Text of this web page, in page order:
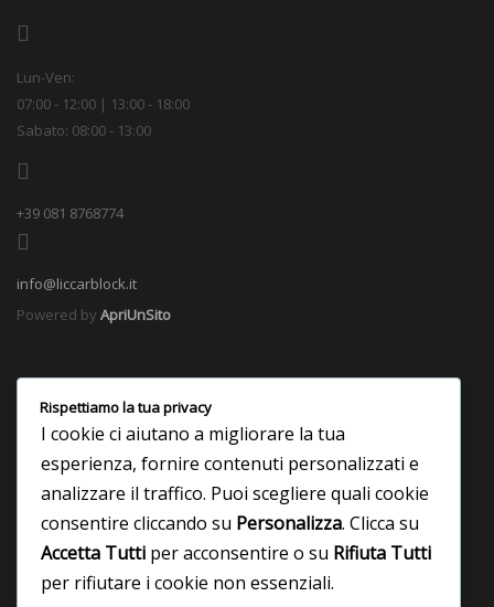
Lun-Ven:
07:00 - 12:00 | 13:00 - 18:00
Sabato: 08:00 - 13:00
+39 081 8768774
info@liccarblock.it
Powered by ApriUnSito
Rispettiamo la tua privacy
I cookie ci aiutano a migliorare la tua
esperienza, fornire contenuti personalizzati e
analizzare il traffico. Puoi scegliere quali cookie
consentire cliccando su Personalizza. Clicca su
Accetta Tutti per acconsentire o su Rifiuta Tutti
per rifiutare i cookie non essenziali.